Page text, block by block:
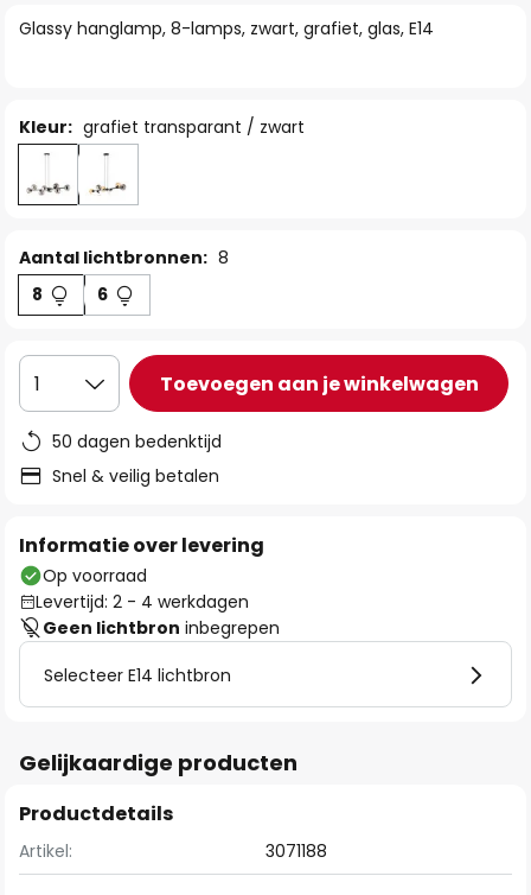
de
Glassy hanglamp, 8-lamps, zwart, grafiet, glas, E14
Kleur: grafiet transparant / zwart
Aantal lichtbronnen: 8
8
6
1 Toevoegen aan je winkelwagen
50 dagen bedenktijd
Snel & veilig betalen
Informatie over levering
Op voorraad
Levertijd: 2 - 4 werkdagen
Geen lichtbron inbegrepen
Selecteer E14 lichtbron
Gelijkaardige producten
Productdetails
Artikel: 3071188